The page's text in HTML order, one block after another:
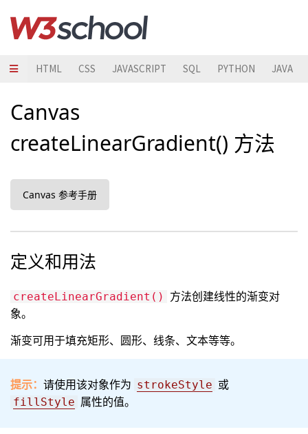
HTML CSS JAVASCRIPT SQL PYTHON JAVA
Canvas
createLinearGradient() 方法
Canvas 参考手册
定义和用法
createLinearGradient()
方法创建线性的渐变对
象。
渐变可用于填充矩形、圆形、线条、文本等等。
提示： 请使用该对象作为 strokeStyle 或
fillStyle 属性的值。